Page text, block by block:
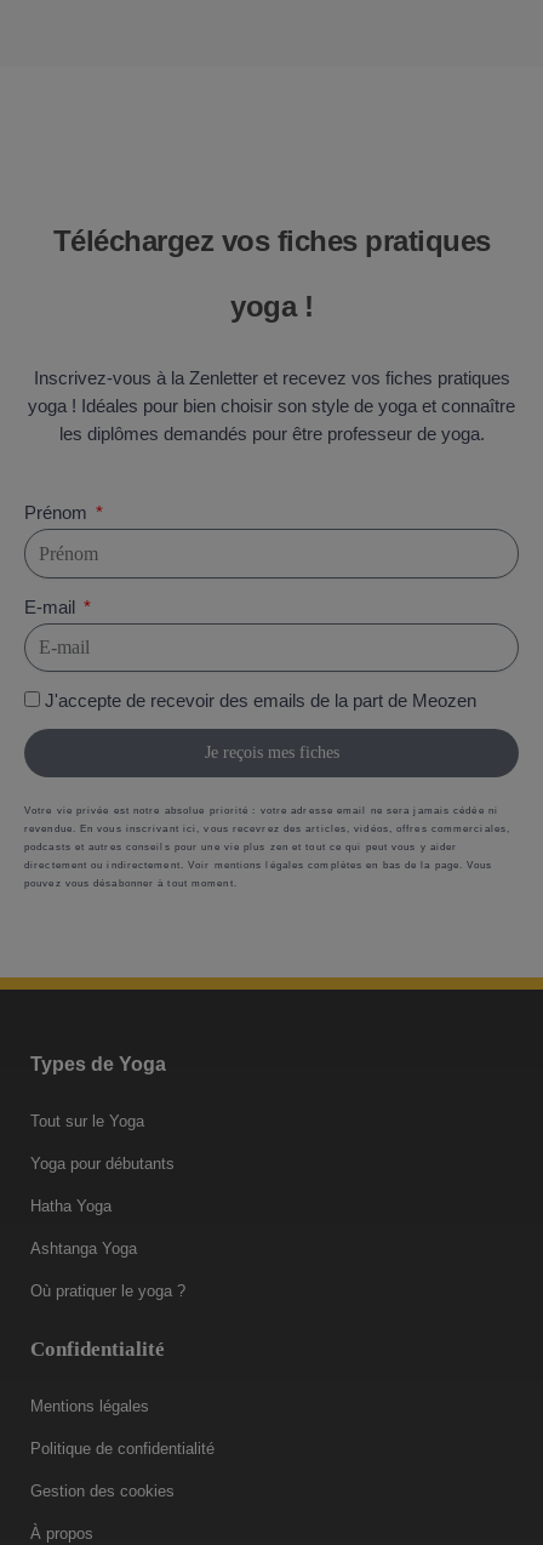
Téléchargez vos fiches pratiques
yoga !
Inscrivez-vous à la Zenletter et recevez vos fiches pratiques
yoga ! Idéales pour bien choisir son style de yoga et connaître
les diplômes demandés pour être professeur de yoga.
Prénom
E-mail
J'accepte de recevoir des emails de la part de Meozen
Je reçois mes fiches
Votre vie privée est notre absolue priorité : votre adresse email ne sera jamais cédée ni
revendue. En vous inscrivant ici, vous recevrez des articles, vidéos, offres commerciales,
podcasts et autres conseils pour une vie plus zen et tout ce qui peut vous y aider
directement ou indirectement. Voir mentions légales complètes en bas de la page. Vous
pouvez vous désabonner à tout moment.
Types de Yoga
Tout sur le Yoga
Yoga pour débutants
Hatha Yoga
Ashtanga Yoga
Où pratiquer le yoga ?
Confidentialité
Mentions légales
Politique de confidentialité
Gestion des cookies
À propos